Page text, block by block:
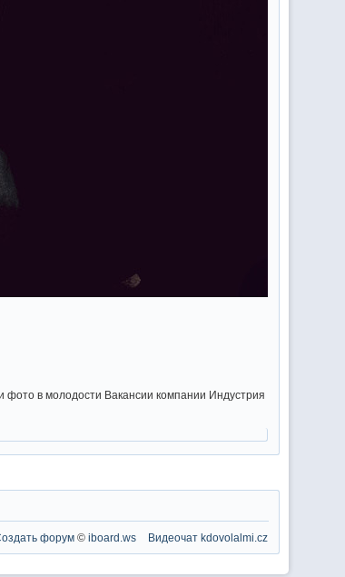
в молодости Вакансии компании Индустрия
форум ©iboard.ws Видеочат kdovolalmi.cz